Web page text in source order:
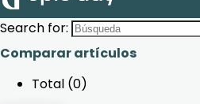
Search for:
Comparar artículos
Total (0)